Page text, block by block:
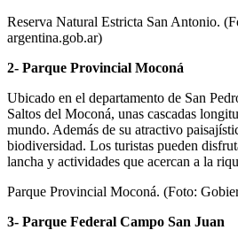
Reserva Natural Estricta San Antonio.
argentina.gob.ar)
2- Parque Provincial Moconá
Ubicado en el departamento de San
Saltos del Moconá, unas cascadas
mundo. Además de su atractivo
biodiversidad. Los turistas pueden
lancha y actividades que acercan a la
Parque Provincial Moconá. (Foto:
3- Parque Federal Campo San Juan